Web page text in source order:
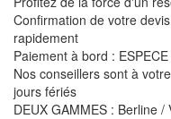
Confirmation de votre
rapidement
Paiement à bord :
Nos conseillers sont à
jours fériés
DEUX GAMMES : Berline /